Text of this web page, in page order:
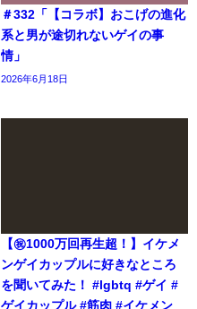
＃332「【コラボ】おこげの進化
系と男が途切れないゲイの事
情」
2026年6月18日
【㊗️1000万回再生超！】イケメ
ンゲイカップルに好きなところ
を聞いてみた！ #lgbtq #ゲイ #
ゲイカップル #筋肉 #イケメン